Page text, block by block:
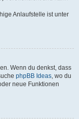
Anlaufstelle ist unter
Wenn du denkst, dass
phpBB Ideas, wo du
neue Funktionen